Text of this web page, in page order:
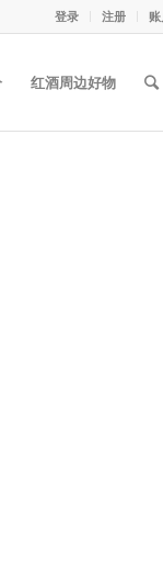
登录 注册
红酒周边好物